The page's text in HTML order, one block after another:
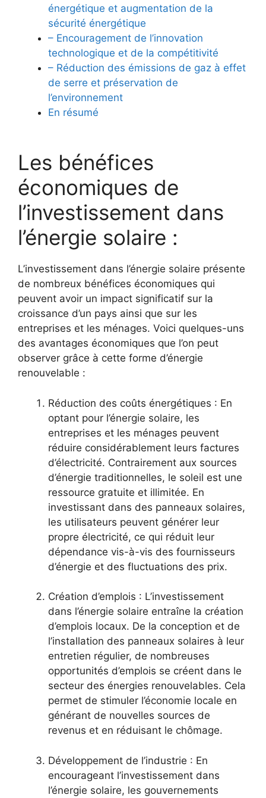
énergétique et augmentation de ⁤la
sécurité ⁢énergétique
– Encouragement de l’innovation
technologique et‌ de la ‌compétitivité
– ⁤Réduction ⁤des émissions de gaz à effet
de⁢ serre et préservation de
l’environnement
En résumé
Les⁤ bénéfices
économiques de
l’investissement ​dans
l’énergie solaire :
L’investissement dans l’énergie solaire présente⁤
de nombreux bénéfices économiques qui
peuvent avoir un impact significatif ‌sur la
croissance⁣ d’un pays ainsi ⁢que sur⁢ les​
entreprises et⁢ les ménages. Voici quelques-uns⁣
des avantages économiques que l’on peut
⁣observer ⁤grâce à cette forme d’énergie
renouvelable :
Réduction des ​coûts énergétiques : En
optant pour‌ l’énergie solaire, les
entreprises et les ménages peuvent⁣
réduire considérablement leurs factures
d’électricité. Contrairement aux sources
d’énergie traditionnelles, le soleil est une
ressource gratuite et illimitée. En
investissant dans des panneaux solaires,
les utilisateurs peuvent générer leur
propre‌ électricité, ce qui réduit‌ leur
dépendance vis-à-vis des fournisseurs
d’énergie et des fluctuations des prix.
Création d’emplois : L’investissement
dans l’énergie solaire entraîne la création
d’emplois locaux. ‍De la conception et de
l’installation‌ des panneaux solaires à leur
entretien régulier, de nombreuses
opportunités d’emplois se créent ⁢dans le
secteur des énergies renouvelables. Cela​
permet de ⁣stimuler l’économie locale ⁣en
générant de nouvelles sources de​
revenus et en‍ réduisant le chômage.
Développement de l’industrie : En ​
encourageant l’investissement dans
l’énergie solaire, les gouvernements